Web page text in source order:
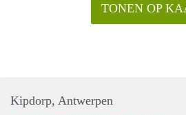
TONEN OP
Kipdorp, Antwerpen